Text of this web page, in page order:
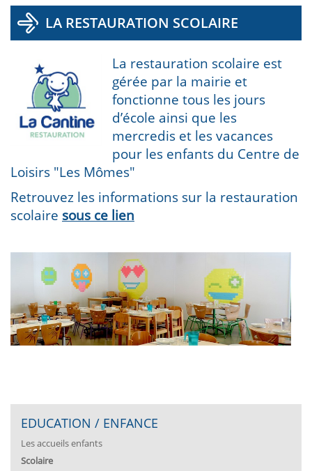
LA RESTAURATION SCOLAIRE
La restauration scolaire est
gérée par la mairie et
fonctionne tous les jours
d’école ainsi que les
mercredis et les vacances
pour les enfants du Centre de
Loisirs "Les Mômes"
Retrouvez les informations sur la restauration
scolaire sous ce lien
EDUCATION / ENFANCE
Les accueils enfants
Scolaire